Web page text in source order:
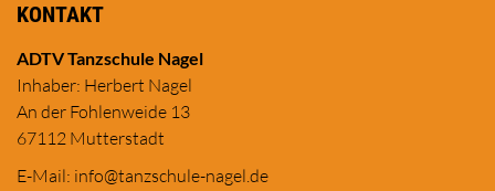
KONTAKT
ADTV Tanzschule Nagel
Inhaber: Herbert Nagel
An der Fohlenweide 13
67112 Mutterstadt
E-Mail: info@tanzschule-nagel.de